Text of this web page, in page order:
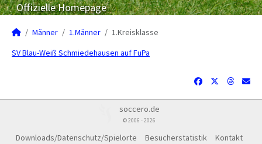
Offizielle Homepage
Männer 1.Männer 1.Kreisklasse
SV Blau-Weiß Schmiedehausen auf FuPa
soccero.de
© 2006 - 2026
Downloads/Datenschutz/Spielorte Besucherstatistik
Kontakt